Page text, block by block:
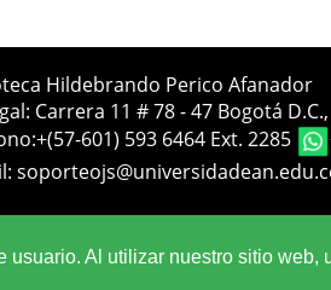
Al utilizar nuestro sitio web,
Hildebrando Perico Afanador
Carrera 11 # 78 - 47 Bogotá
+(57-601) 593 6464 Ext. 2285
Sistema OJS -